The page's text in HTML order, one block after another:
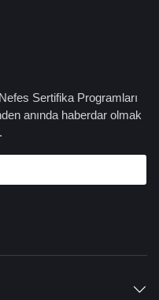
Sertifika Programları
anında haberdar olmak